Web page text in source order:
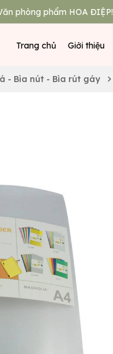
phòng phẩm HOA ĐIỆP!
Trang chủ Giới thiệu
- Bìa nút - Bìa rút gáy